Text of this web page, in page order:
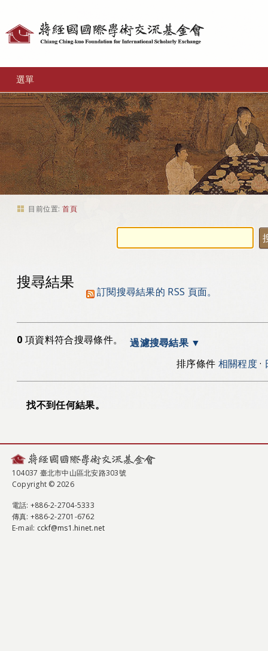
選單
目前位置: 首頁
搜尋結果
訂閱搜尋結果的 RSS 頁面。
0 項資料符合搜尋條件。
過濾搜尋結果
排序條件 相關程度·
找不到任何結果。
104037 臺北市中山區北安路303號
Copyright © 2026
電話: +886-2-2704-5333
傳真: +886-2-2701-6762
E-mail: cckf@ms1.hinet.net